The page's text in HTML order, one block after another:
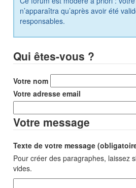
n’apparaîtra qu’après avoir été
responsables.
Qui êtes-vous ?
Votre nom
Votre adresse email
Votre message
Texte de votre message
Pour créer des paragraphes, laissez
vides.